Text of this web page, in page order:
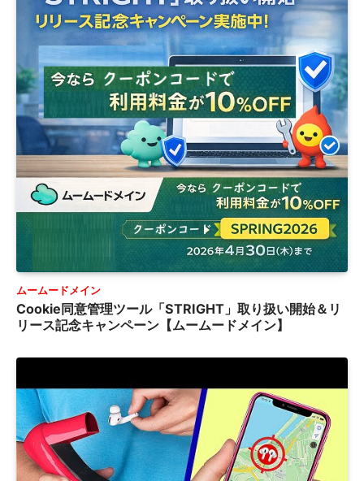
ムームードメイン
Cookie同意管理ツール「STRIGHT」取り扱い開始＆リ
リース記念キャンペーン【ムームードメイン】